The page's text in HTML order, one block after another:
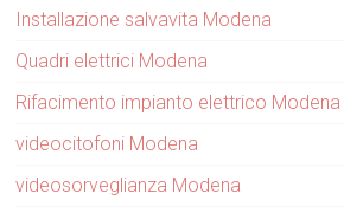
Installazione salvavita Modena
Quadri elettrici Modena
Rifacimento impianto elettrico Modena
videocitofoni Modena
videosorveglianza Modena